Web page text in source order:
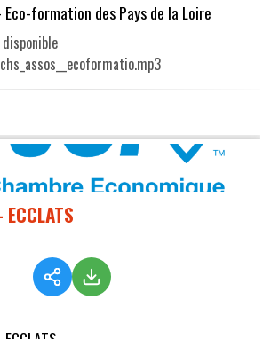
Eco-formation des Pays de la Loire